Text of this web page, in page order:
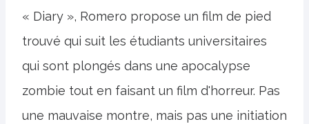
« Diary », Romero propose un film de pied
trouvé qui suit les étudiants universitaires
qui sont plongés dans une apocalypse
zombie tout en faisant un film d'horreur. Pas
une mauvaise montre, mais pas une initiation